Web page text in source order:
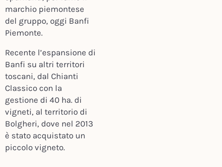
marchio piemontese
del gruppo, oggi Banfi
Piemonte.
Recente l’espansione di
Banfi su altri territori
toscani, dal Chianti
Classico con la
gestione di 40 ha. di
vigneti, al territorio di
Bolgheri, dove nel 2013
è stato acquistato un
piccolo vigneto.